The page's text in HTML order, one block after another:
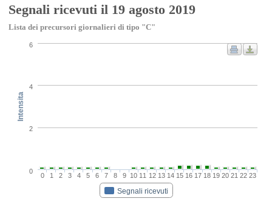
Segnali ricevuti il 19 agosto 2019
Lista dei precursori giornalieri di tipo "C"
Intensita
Segnali ricevuti
0 1 2 3 4 5 6 7 8 9 10 11 12 13 14 15 16 17 18 19 20 21 22 23
0
2
4
6